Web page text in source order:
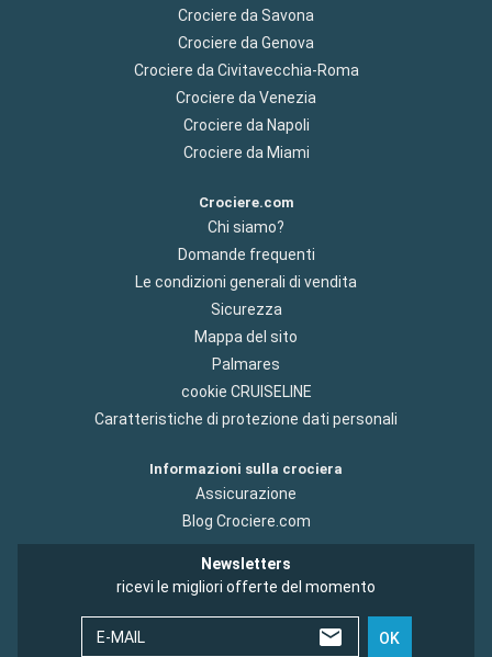
Crociere da Savona
Crociere da Genova
Crociere da Civitavecchia-Roma
Crociere da Venezia
Crociere da Napoli
Crociere da Miami
Crociere.com
Chi siamo?
Domande frequenti
Le condizioni generali di vendita
Sicurezza
Mappa del sito
Palmares
cookie CRUISELINE
Caratteristiche di protezione dati personali
Informazioni sulla crociera
Assicurazione
Blog Crociere.com
Newsletters
ricevi le migliori offerte del momento
E-MAIL OK